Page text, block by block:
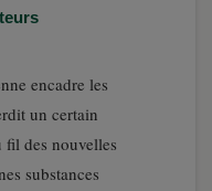
encadre les
un certain
des nouvelles
substances